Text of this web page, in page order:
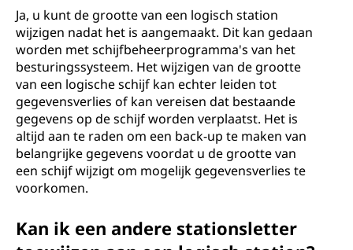
Ja, u kunt de grootte van een logisch station
wijzigen nadat het is aangemaakt. Dit kan gedaan
worden met schijfbeheerprogramma's van het
besturingssysteem. Het wijzigen van de grootte
van een logische schijf kan echter leiden tot
gegevensverlies of kan vereisen dat bestaande
gegevens op de schijf worden verplaatst. Het is
altijd aan te raden om een back-up te maken van
belangrijke gegevens voordat u de grootte van
een schijf wijzigt om mogelijk gegevensverlies te
voorkomen.
Kan ik een andere stationsletter